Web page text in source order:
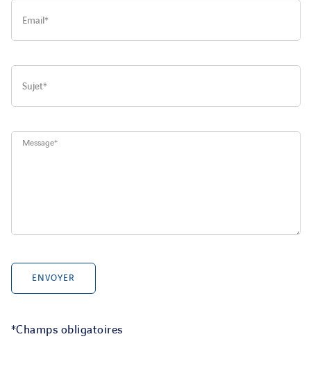
*Champs obligatoires